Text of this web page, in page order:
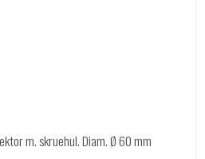
m. skruehul. Diam. Ø 60 mm